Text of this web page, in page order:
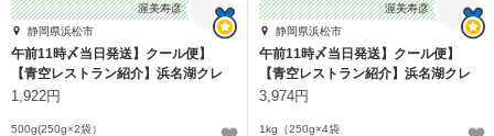
渥美寿彦
静岡県浜松市
午前11時〆当日発送】クール便】
【青空レストラン紹介】浜名湖クレ
ソン５００ｇ
1,922円
500g(250g×2袋）
渥美寿彦
静岡県浜松市
午前11時〆当日発送】クール便】
【青空レストラン紹介】浜名湖クレ
ソン１ｋｇ
3,974円
1kg（250g×4袋